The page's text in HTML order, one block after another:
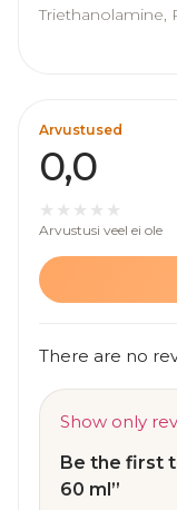
Triethanolamine,
Arvustused
0,0
Arvustusi veel ei ole
There are no
Show only
Be the first
60 ml”